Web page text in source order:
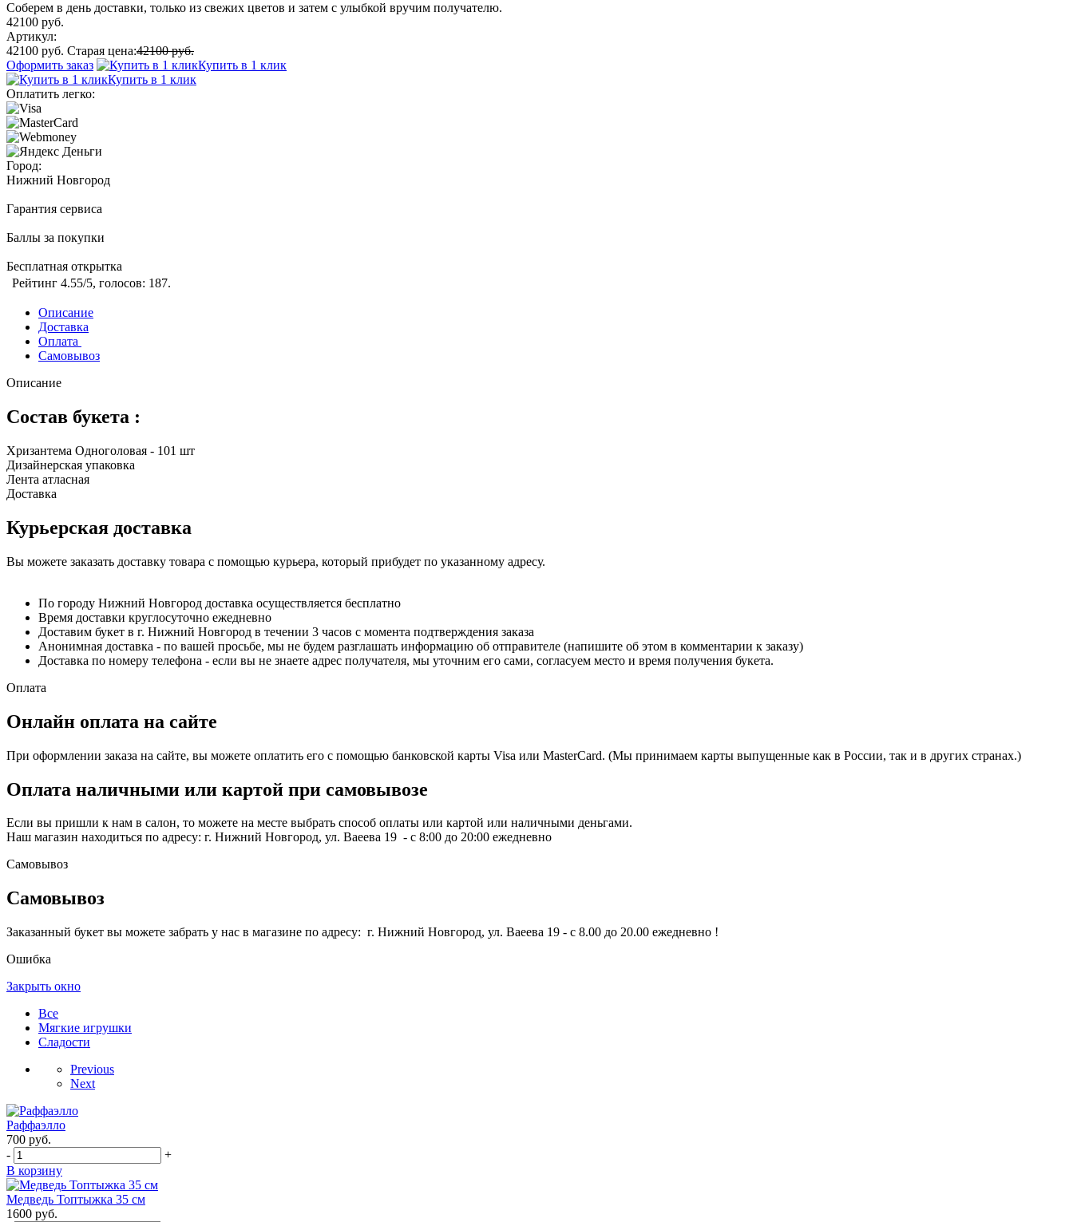
Соберем в день доставки, только из свежих цветов и затем с улыбкой вручим получателю.
42100 руб.
Артикул:
42100 руб. Старая цена:42100 руб.
Оформить заказ
Купить в 1 клик
Купить в 1 клик
Оплатить легко:
Город:
Нижний Новгород
Гарантия сервиса
Баллы за покупки
Бесплатная открытка
Рейтинг 4.55/5, голосов: 187.
Описание
Доставка
Оплата
Самовывоз
Описание
Состав букета :
Хризантема Одноголовая - 101 шт
Дизайнерская упаковка
Лента атласная
Доставка
Курьерская доставка
Вы можете заказать доставку товара с помощью курьера, который прибудет по указанному адресу.
По городу Нижний Новгород доставка осуществляется бесплатно
Время доставки круглосуточно ежедневно
Доставим букет в г. Нижний Новгород в течении 3 часов с момента подтверждения заказа
Анонимная доставка - по вашей просьбе, мы не будем разглашать информацию об отправителе (напишите об этом в комментарии к заказу)
Доставка по номеру телефона - если вы не знаете адрес получателя, мы уточним его сами, согласуем место и время получения букета.
Оплата
Онлайн оплата на сайте
При оформлении заказа на сайте, вы можете оплатить его с помощью банковской карты Visa или MasterCard. (Мы принимаем карты выпущенные как в России, так и в других странах.)
Оплата наличными или картой при самовывозе
Если вы пришли к нам в салон, то можете на месте выбрать способ оплаты или картой или наличными деньгами.
Наш магазин находиться по адресу: г. Нижний Новгород, ул. Ваеева 19 - с 8:00 до 20:00 ежедневно
Самовывоз
Самовывоз
Заказанный букет вы можете забрать у нас в магазине по адресу: г. Нижний Новгород, ул. Ваеева 19 - с 8.00 до 20.00 ежедневно !
Ошибка
Закрыть окно
Все
Мягкие игрушки
Сладости
Previous
Next
Раффаэлло
700 руб.
-
+
В корзину
Медведь Топтыжка 35 см
1600 руб.